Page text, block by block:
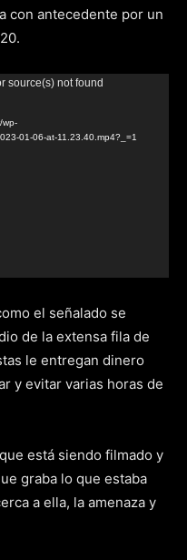
con antecedente por un
source(s) not found
wp-
01-06-at-11.23.40.mp4?_=1
el señalado se
de la extensa fila de
le entregan dinero
y evitar varias horas de
está siendo filmado y
graba lo que estaba
a ella, la amenaza y